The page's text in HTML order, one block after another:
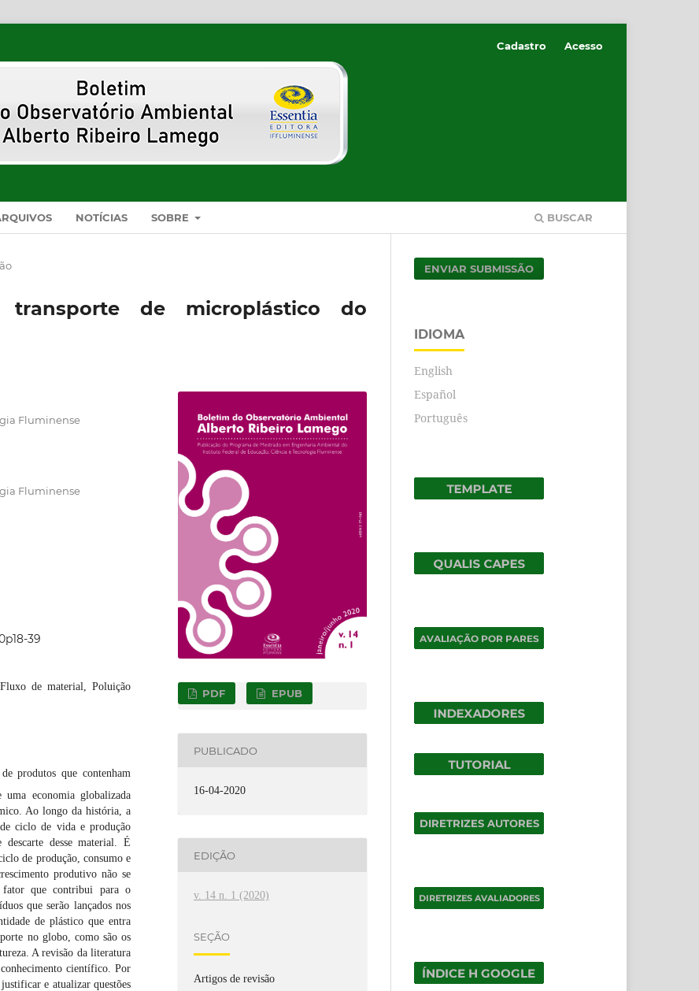
NOTÍCIAS SOBRE BUSCAR
Cadastro Acesso
transporte de microplástico do
Fluminense
Fluminense
39
de material, Poluição
produtos que contenham
uma economia globalizada
Ao longo da história, a
ciclo de vida e produção
desse material. É
de produção, consumo e
produtivo não se
fator que contribui para o
que serão lançados nos
de plástico que entra
no globo, como são os
A revisão da literatura
científico. Por
e atualizar questões
PDF EPUB
PUBLICADO
16-04-2020
EDIÇÃO
v. 14 n. 1 (2020)
SEÇÃO
Artigos de revisão
ENVIAR SUBMISSÃO
IDIOMA
English
Español
Português